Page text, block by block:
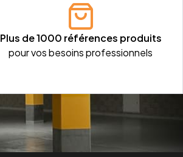
Plus de 1000 références produits
pour vos besoins professionnels